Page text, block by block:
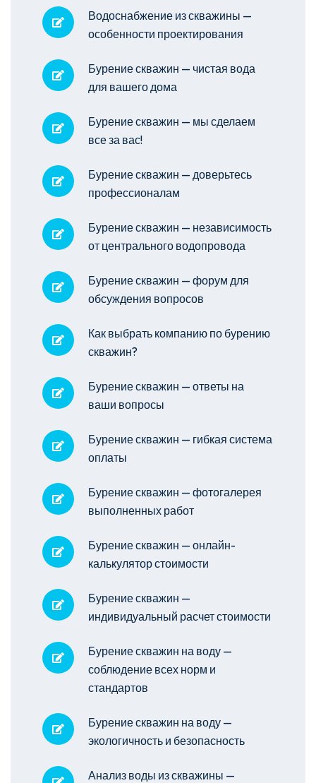
Водоснабжение из скважины —
особенности проектирования
Бурение скважин — чистая вода
для вашего дома
Бурение скважин — мы сделаем
все за вас!
Бурение скважин — доверьтесь
профессионалам
Бурение скважин — независимость
от центрального водопровода
Бурение скважин — форум для
обсуждения вопросов
Как выбрать компанию по бурению
скважин?
Бурение скважин — ответы на
ваши вопросы
Бурение скважин — гибкая система
оплаты
Бурение скважин — фотогалерея
выполненных работ
Бурение скважин — онлайн-
калькулятор стоимости
Бурение скважин —
индивидуальный расчет стоимости
Бурение скважин на воду —
соблюдение всех норм и
стандартов
Бурение скважин на воду —
экологичность и безопасность
Анализ воды из скважины —